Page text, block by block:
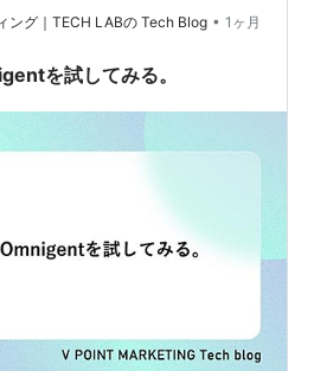
ング｜TECH LABの Tech Blog • 1ヶ月
を試してみる。